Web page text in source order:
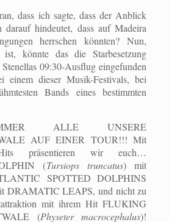
dass ich sagte, dass der Anblick
darauf hindeutet, dass auf Madeira
herrschen könnten? Nun,
könnte das die Starbesetzung
09:30-Ausflug eingefunden
dieser Musik-Festivals, bei
Bands eines bestimmten
ALLE UNSERE
AUF EINER TOUR!!! Mit
präsentieren wir euch…
(Tursiops truncatus) mit
SPOTTED DOLPHINS
DRAMATIC LEAPS, und nicht zu
mit ihrem Hit FLUKING
(Physeter macrocephalus)!